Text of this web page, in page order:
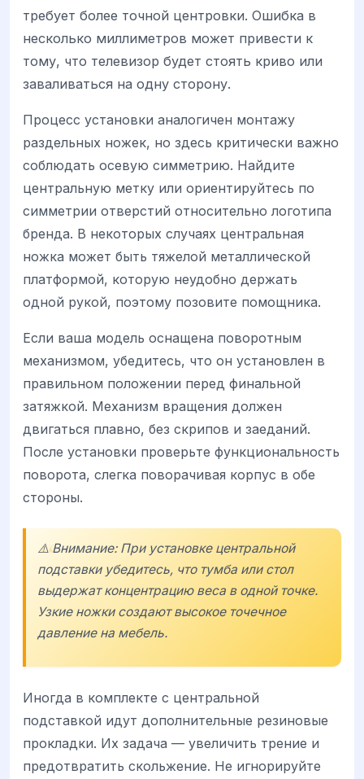
требует более точной центровки. Ошибка в
несколько миллиметров может привести к
тому, что телевизор будет стоять криво или
заваливаться на одну сторону.
Процесс установки аналогичен монтажу
раздельных ножек, но здесь критически важно
соблюдать осевую симметрию. Найдите
центральную метку или ориентируйтесь по
симметрии отверстий относительно логотипа
бренда. В некоторых случаях центральная
ножка может быть тяжелой металлической
платформой, которую неудобно держать
одной рукой, поэтому позовите помощника.
Если ваша модель оснащена поворотным
механизмом, убедитесь, что он установлен в
правильном положении перед финальной
затяжкой. Механизм вращения должен
двигаться плавно, без скрипов и заеданий.
После установки проверьте функциональность
поворота, слегка поворачивая корпус в обе
стороны.
⚠️ Внимание: При установке центральной
подставки убедитесь, что тумба или стол
выдержат концентрацию веса в одной точке.
Узкие ножки создают высокое точечное
давление на мебель.
Иногда в комплекте с центральной
подставкой идут дополнительные резиновые
прокладки. Их задача — увеличить трение и
предотвратить скольжение. Не игнорируйте